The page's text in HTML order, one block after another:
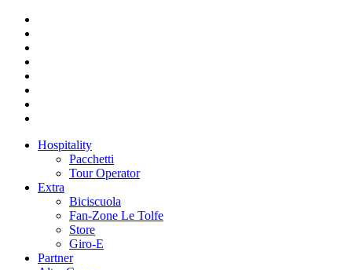
Hospitality
Pacchetti
Tour Operator
Extra
Biciscuola
Fan-Zone Le Tolfe
Store
Giro-E
Partner